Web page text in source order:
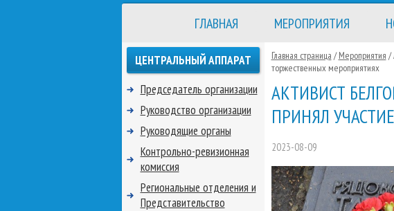
ГЛАВНАЯ МЕРОПРИЯТИЯ
Главная страница /Мероприятия /
торжественных мероприятиях
АКТИВИСТ
ПРИНЯЛ
2023-08-09
ЦЕНТРАЛЬНЫЙ АППАРАТ
Председатель организации
Руководство организации
Руководящие органы
Контрольно-ревизионная
комиссия
Региональные отделения и
Представительство